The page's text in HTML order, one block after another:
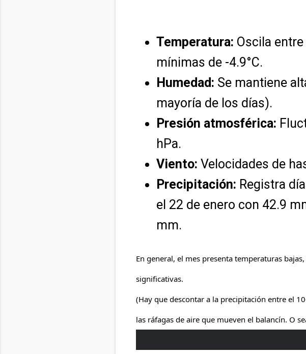
Temperatura: Oscila
mínimas de -4.9°C.
Humedad: Se mantiene
mayoría de los días).
Presión atmosférica:
hPa.
Viento: Velocidades de
Precipitación: Registra
el 22 de enero con 42.9
mm.
En general, el mes presenta temperaturas
significativas.
(Hay que descontar a la precipitación entre el
las ráfagas de aire que mueven el balancín. O